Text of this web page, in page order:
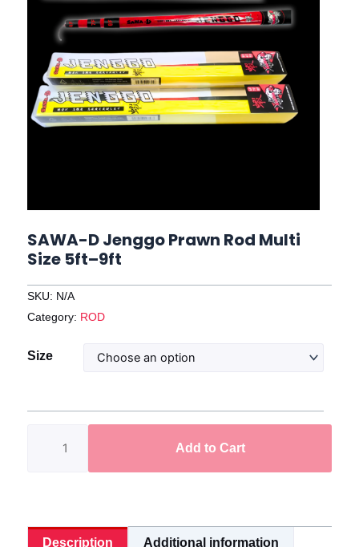
SAWA-D Jenggo Prawn Rod Multi
Size 5ft–9ft
SKU: N/A
Category: ROD
Size
SAWA-
Prawn
quantity
Add to Cart
Description Additional information